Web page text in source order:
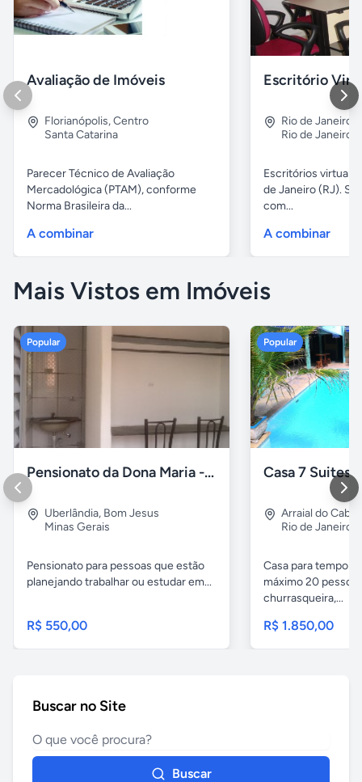
Avaliação de Imóveis
Florianópolis,Centro
Santa Catarina
Parecer Técnico de Avaliação
Mercadológica (PTAM), conforme
Norma Brasileira da...
A combinar
Escritório
Rio de Janeiro
Rio de Janeiro
Escritórios virtuais
de Janeiro (RJ).
com...
A combinar
Mais Vistos em Imóveis
Popular
Pensionato da Dona Maria - Uberlândia/MG
Uberlândia, Bom Jesus
Minas Gerais
Pensionato para pessoas que estão
planejando trabalhar ou estudar em...
R$ 550,00
Popular
Arraial do Cabo
Rio de Janeiro
Casa para
máximo 20
churrasqueira,...
R$ 1.850,00
Buscar no Site
Buscar